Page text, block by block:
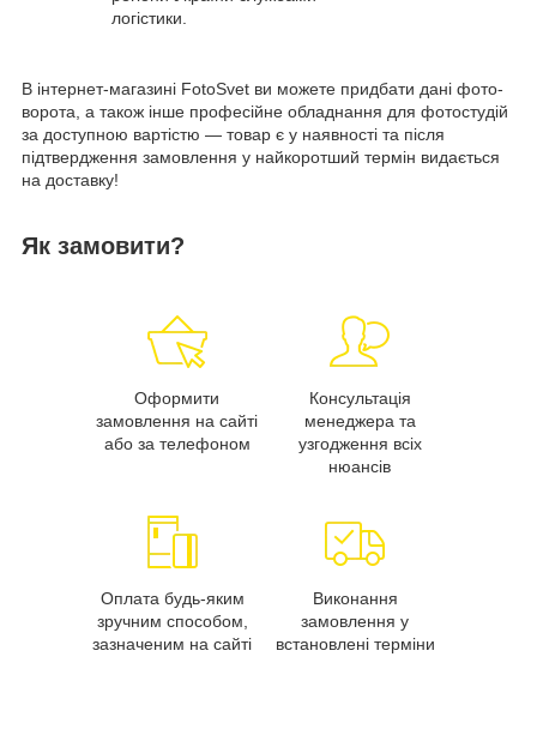
логістики.
В інтернет-магазині FotoSvet ви можете придбати дані фото-
ворота, а також інше професійне обладнання для фотостудій
за доступною вартістю — товар є у наявності та після
підтвердження замовлення у найкоротший термін видається
на доставку!
Як замовити?
Оформити
замовлення на сайті
або за телефоном
Консультація
менеджера та
узгодження всіх
нюансів
Оплата будь-яким
зручним способом,
зазначеним на сайті
Виконання
замовлення у
встановлені терміни